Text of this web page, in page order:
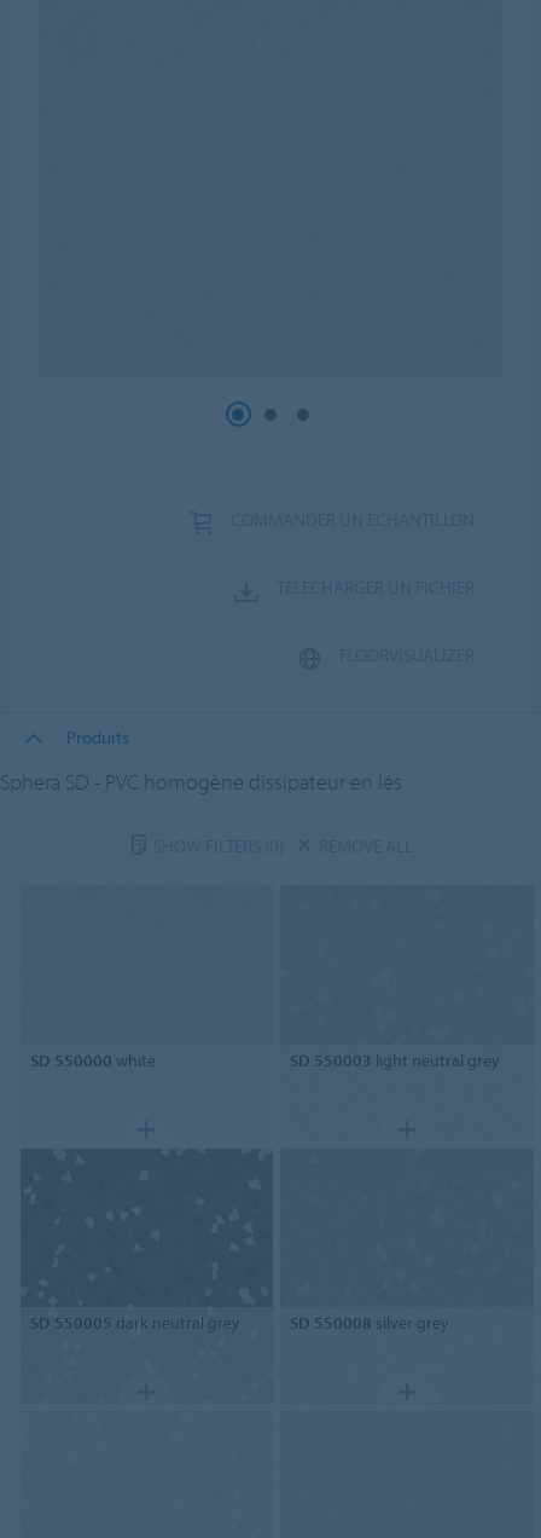
Produits
Sphera SD - PVC homogène dissipateur en lés
SD 550000 white SD 550003 light neutral grey
SD 550005 dark neutral grey SD 550008 silver grey